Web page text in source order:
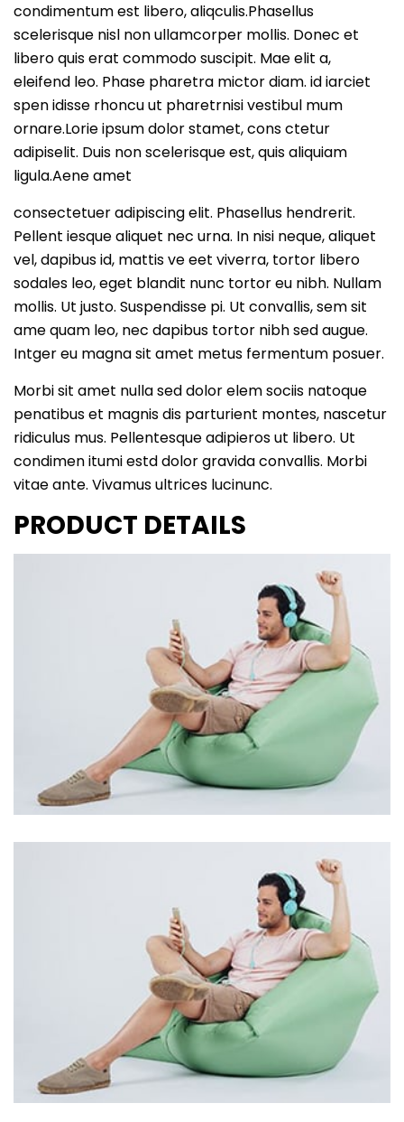
condimentum est libero, aliqculis.Phasellus
scelerisque nisl non ullamcorper mollis. Donec et
libero quis erat commodo suscipit. Mae elit a,
eleifend leo. Phase pharetra mictor diam. id iarciet
spen idisse rhoncu ut pharetrnisi vestibul mum
ornare.Lorie ipsum dolor stamet, cons ctetur
adipiselit. Duis non scelerisque est, quis aliquiam
ligula.Aene amet
consectetuer adipiscing elit. Phasellus hendrerit.
Pellent iesque aliquet nec urna. In nisi neque, aliquet
vel, dapibus id, mattis ve eet viverra, tortor libero
sodales leo, eget blandit nunc tortor eu nibh. Nullam
mollis. Ut justo. Suspendisse pi. Ut convallis, sem sit
ame quam leo, nec dapibus tortor nibh sed augue.
Intger eu magna sit amet metus fermentum posuer.
Morbi sit amet nulla sed dolor elem sociis natoque
penatibus et magnis dis parturient montes, nascetur
ridiculus mus. Pellentesque adipieros ut libero. Ut
condimen itumi estd dolor gravida convallis. Morbi
vitae ante. Vivamus ultrices lucinunc.
PRODUCT DETAILS